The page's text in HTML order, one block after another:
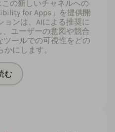
の新しいチャネルへの
for Apps」を提供開
ンは、AIによる推奨に
ユーザーの意図や競合
ツールでの可視性をどの
にします。
む